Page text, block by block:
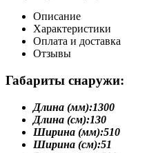
Описание
Характеристики
Оплата и доставка
Отзывы
Габариты снаружи:
Длина (мм):1300
Длина (см):130
Ширина (мм):510
Ширина (см):51